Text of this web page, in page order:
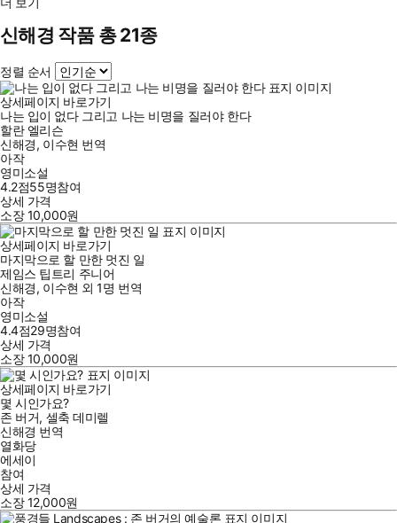
신해경 작품 총 21종
정렬 순서
상세페이지 바로가기
나는 입이 없다 그리고 나는 비명을 질러야 한다
할란 엘리슨
신해경, 이수현 번역
아작
영미소설
4.2점55명참여
상세 가격
소장10,000원
상세페이지 바로가기
마지막으로 할 만한 멋진 일
제임스 팁트리 주니어
신해경, 이수현 외1명 번역
아작
영미소설
4.4점29명참여
상세 가격
소장10,000원
상세페이지 바로가기
몇 시인가요?
존 버거, 셀축 데미렐
신해경 번역
열화당
에세이
참여
상세 가격
소장12,000원